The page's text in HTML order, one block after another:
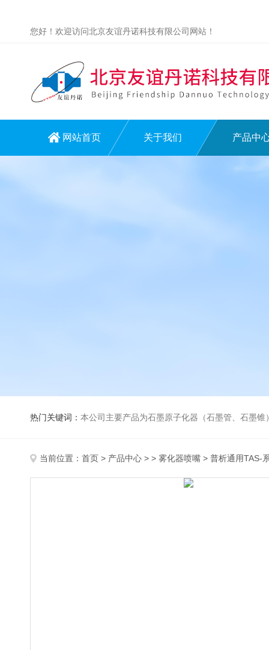
您好！欢迎访问北京友谊丹诺科技有限公司网站！
网站首页 关于我们 产品中
热门关键词： 本公司主要产品为石墨原子化器（石墨管、石墨锥）、元素空心阴极灯、氘灯、空心
当前位置： 首页 > 产品中心 > > 雾化器喷嘴 > 普析通用TAS-